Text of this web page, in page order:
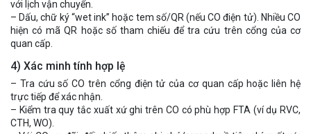
với lịch vận chuyển.
– Dấu, chữ ký “wet ink” hoặc tem số/QR (nếu CO điện tử). Nhiều CO
hiện có mã QR hoặc số tham chiếu để tra cứu trên cổng của cơ
quan cấp.
4) Xác minh tính hợp lệ
– Tra cứu số CO trên cổng điện tử của cơ quan cấp hoặc liên hệ
trực tiếp để xác nhận.
– Kiểm tra quy tắc xuất xứ ghi trên CO có phù hợp FTA (ví dụ RVC,
CTH, WO).